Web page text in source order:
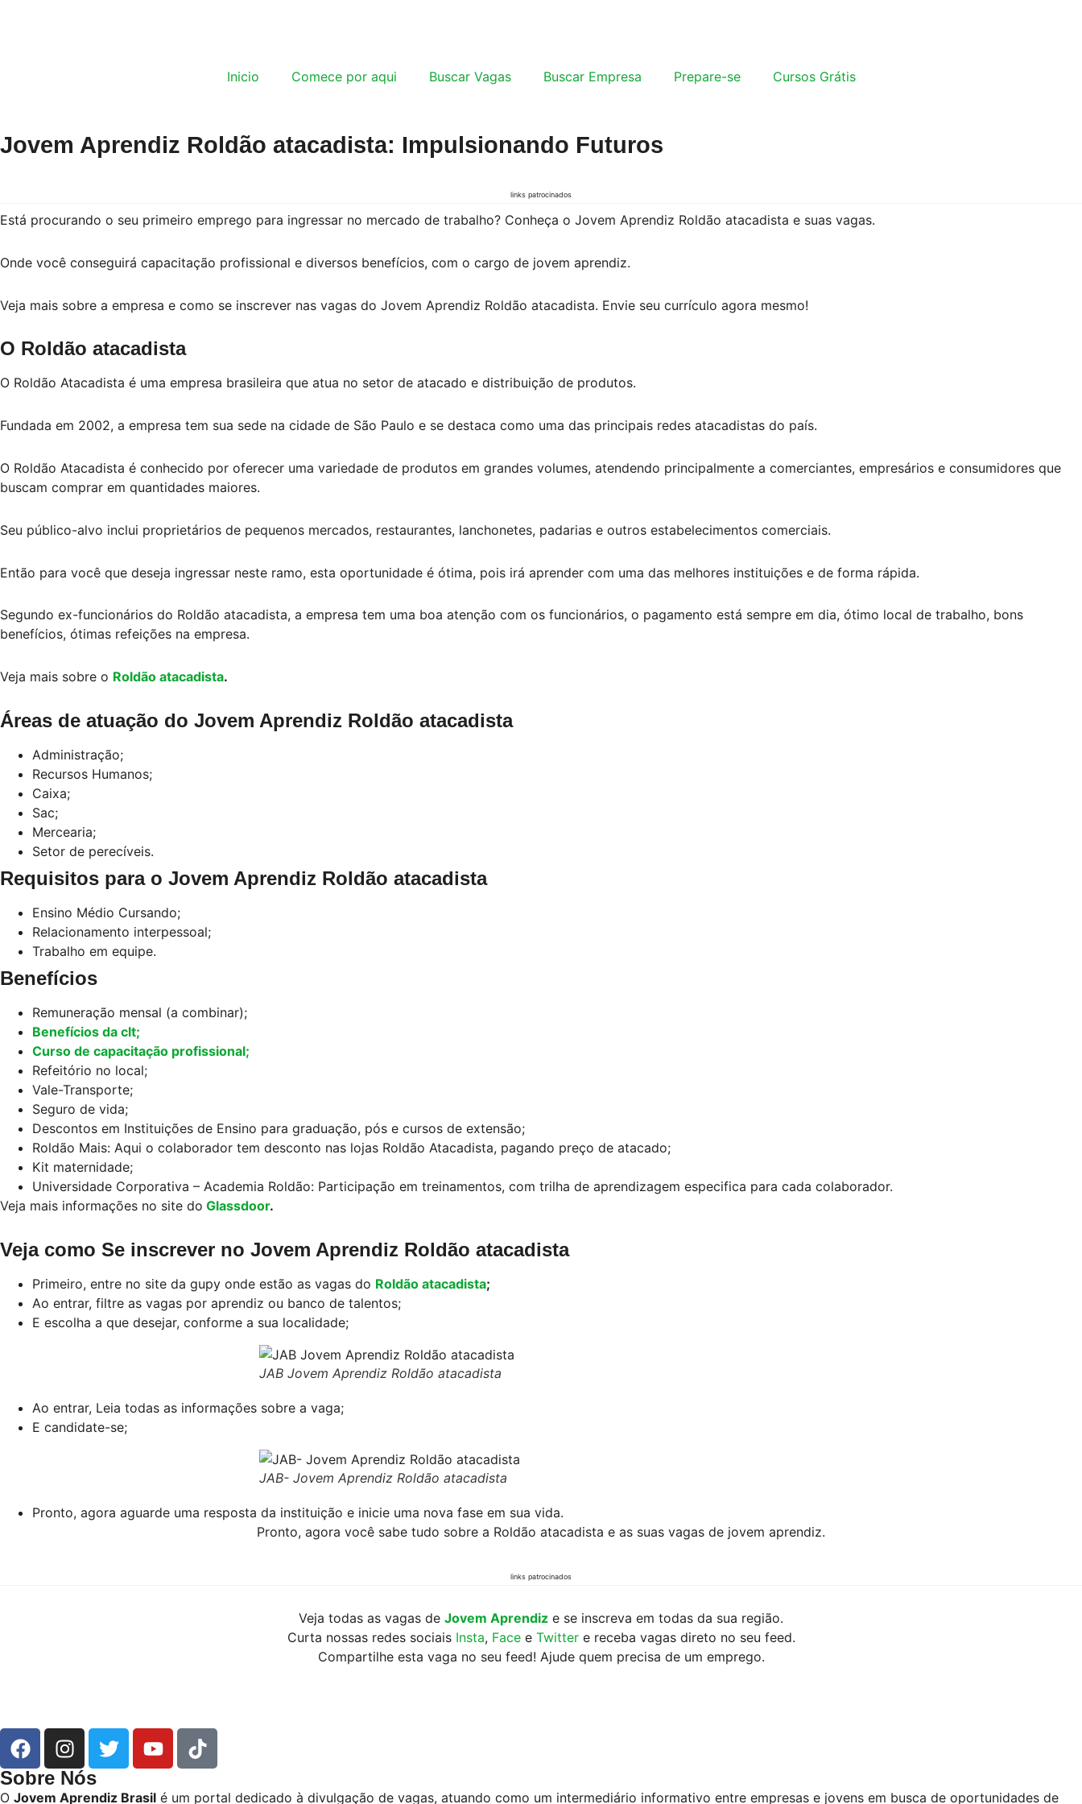
Inicio Comece por aqui Buscar Vagas Buscar Empresa Prepare-se Cursos Grátis
Jovem Aprendiz Roldão atacadista: Impulsionando Futuros
links patrocinados
Está procurando o seu primeiro emprego para ingressar no mercado de trabalho? Conheça o Jovem Aprendiz Roldão atacadista e suas vagas.
Onde você conseguirá capacitação profissional e diversos benefícios, com o cargo de jovem aprendiz.
Veja mais sobre a empresa e como se inscrever nas vagas do Jovem Aprendiz Roldão atacadista. Envie seu currículo agora mesmo!
O Roldão atacadista
O Roldão Atacadista é uma empresa brasileira que atua no setor de atacado e distribuição de produtos.
Fundada em 2002, a empresa tem sua sede na cidade de São Paulo e se destaca como uma das principais redes atacadistas do país.
O Roldão Atacadista é conhecido por oferecer uma variedade de produtos em grandes volumes, atendendo principalmente a comerciantes, empresários e consumidores que
buscam comprar em quantidades maiores.
Seu público-alvo inclui proprietários de pequenos mercados, restaurantes, lanchonetes, padarias e outros estabelecimentos comerciais.
Então para você que deseja ingressar neste ramo, esta oportunidade é ótima, pois irá aprender com uma das melhores instituições e de forma rápida.
Segundo ex-funcionários do Roldão atacadista, a empresa tem uma boa atenção com os funcionários, o pagamento está sempre em dia, ótimo local de trabalho, bons
benefícios, ótimas refeições na empresa.
Veja mais sobre o Roldão atacadista.
Áreas de atuação do Jovem Aprendiz Roldão atacadista
Administração;
Recursos Humanos;
Caixa;
Sac;
Mercearia;
Setor de perecíveis.
Requisitos para o Jovem Aprendiz Roldão atacadista
Ensino Médio Cursando;
Relacionamento interpessoal;
Trabalho em equipe.
Benefícios
Remuneração mensal (a combinar);
Benefícios da clt;
Curso de capacitação profissional;
Refeitório no local;
Vale-Transporte;
Seguro de vida;
Descontos em Instituições de Ensino para graduação, pós e cursos de extensão;
Roldão Mais: Aqui o colaborador tem desconto nas lojas Roldão Atacadista, pagando preço de atacado;
Kit maternidade;
Universidade Corporativa – Academia Roldão: Participação em treinamentos, com trilha de aprendizagem especifica para cada colaborador.
Veja mais informações no site do Glassdoor.
Veja como Se inscrever no Jovem Aprendiz Roldão atacadista
Primeiro, entre no site da gupy onde estão as vagas do Roldão atacadista;
Ao entrar, filtre as vagas por aprendiz ou banco de talentos;
E escolha a que desejar, conforme a sua localidade;
JAB Jovem Aprendiz Roldão atacadista
Ao entrar, Leia todas as informações sobre a vaga;
E candidate-se;
JAB- Jovem Aprendiz Roldão atacadista
Pronto, agora aguarde uma resposta da instituição e inicie uma nova fase em sua vida.
Pronto, agora você sabe tudo sobre a Roldão atacadista e as suas vagas de jovem aprendiz.
links patrocinados
Veja todas as vagas de Jovem Aprendiz e se inscreva em todas da sua região.
Curta nossas redes sociaisInsta, FaceeTwittere receba vagas direto no seu feed.
Compartilhe esta vaga no seu feed! Ajude quem precisa de um emprego.
Sobre Nós
O Jovem Aprendiz Brasil é um portal dedicado à divulgação de vagas, atuando como um intermediário informativo entre empresas e jovens em busca de oportunidades de